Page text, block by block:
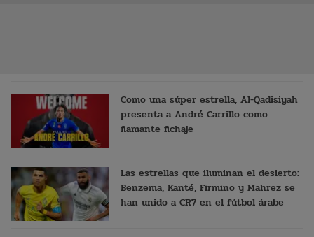
Como una súper estrella, Al-Qadisiyah
presenta a André Carrillo como
flamante fichaje
Las estrellas que iluminan el desierto:
Benzema, Kanté, Firmino y Mahrez se
han unido a CR7 en el fútbol árabe